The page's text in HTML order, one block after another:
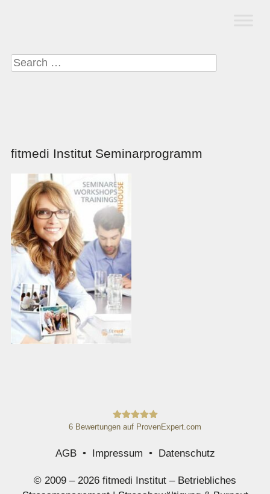
Suche nach:
fitmedi Institut Seminarprogramm
fitmedi Akademie
6 Bewertungen auf ProvenExpert.com
AGB• Impressum • Datenschutz
© 2009 – 2026 fitmedi Institut – Betriebliches